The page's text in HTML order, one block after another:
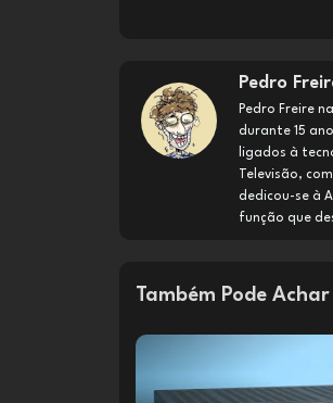
Pedro
Pedro Freire
durante 15
ligados à
Televisão,
dedicou-se à
função que
Também Pode